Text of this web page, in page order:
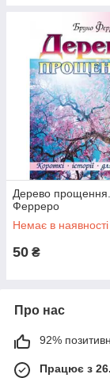
Дерево
Ферреро
Немає в наявності
50 ₴
Про нас
92%
Працює з